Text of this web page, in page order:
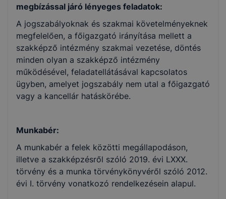
megbízással járó lényeges feladatok:
A jogszabályoknak és szakmai követelményeknek
megfelelően, a főigazgató irányítása mellett a
szakképző intézmény szakmai vezetése, döntés
minden olyan a szakképző intézmény
működésével, feladatellátásával kapcsolatos
ügyben, amelyet jogszabály nem utal a főigazgató
vagy a kancellár hatáskörébe.
Munkabér:
A munkabér a felek közötti megállapodáson,
illetve a szakképzésről szóló 2019. évi LXXX.
törvény és a munka törvénykönyvéről szóló 2012.
évi I. törvény vonatkozó rendelkezésein alapul.